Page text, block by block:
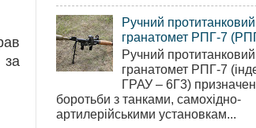
Ручний протитанковий
гранатомет РПГ-7
Ручний протитанковий
гранатомет РПГ-7
ГРАУ – 6Г3)
боротьби з танками, самохідно-
артилерійськими установкам...